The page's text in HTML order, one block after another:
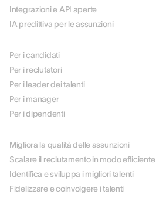
Integrazioni e API aperte
IA predittiva per le assunzioni
Per i candidati
Per i reclutatori
Per i leader dei talenti
Per i manager
Per i dipendenti
Migliora la qualità delle assunzioni
Scalare il reclutamento in modo efficiente
Identifica e sviluppa i migliori talenti
Fidelizzare e coinvolgere i talenti